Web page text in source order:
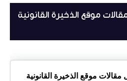
موقع الذخيرة القانونية
موقع الذخيرة القانونية